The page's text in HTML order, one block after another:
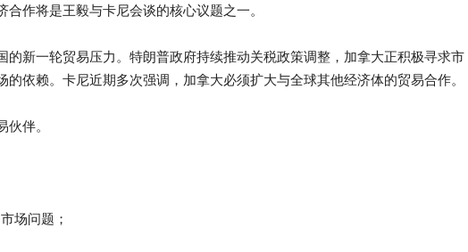
作将是王毅与卡尼会谈的核心议题之一。
的新一轮贸易压力。特朗普政府持续推动关税政策调整，加拿大正积极寻求市
的依赖。卡尼近期多次强调，加拿大必须扩大与全球其他经济体的贸易合作。
伴。
场问题；